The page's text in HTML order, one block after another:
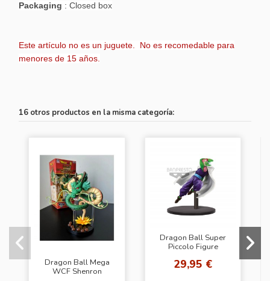
Packaging : Closed box
Este artículo no es un juguete. No es recomedable para
menores de 15 años.
16 otros productos en la misma categoría:
Dragon Ball Mega
WCF Shenron
Dragon Ball Super
Piccolo Figure
29,95 €